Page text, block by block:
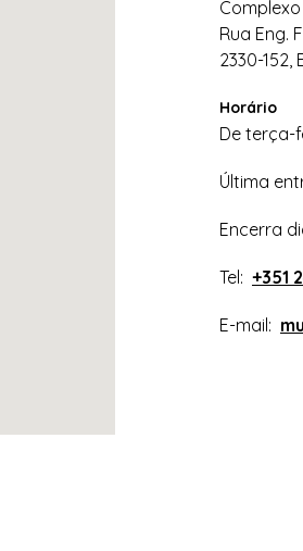
Rua Eng.
2330-
Horário
De terça-
Última
Encerra
Tel: +351
E-mail: